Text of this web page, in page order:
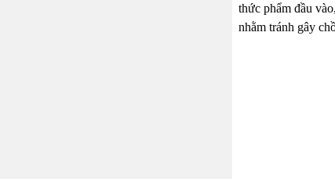
thức phẩm đầu
nhằm tránh gây